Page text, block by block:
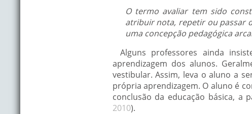
O termo avaliar tem sido
atribuir nota, repetir ou passar
uma concepção pedagógica
Alguns professores ainda
aprendizagem dos alunos.
vestibular. Assim, leva o aluno a
própria aprendizagem. O aluno é
conclusão da educação básica, a
2010).